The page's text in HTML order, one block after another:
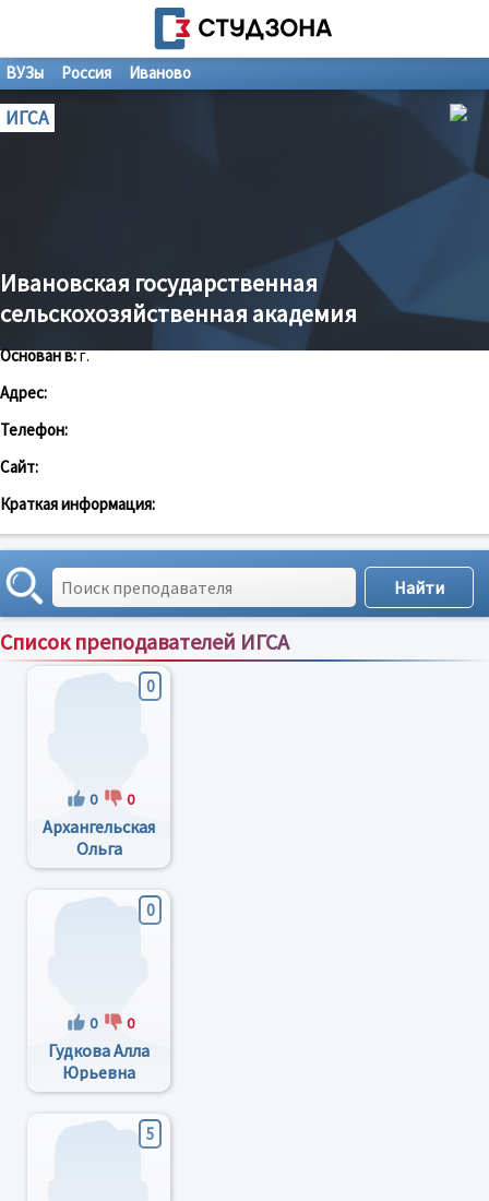
ВУЗы Россия Иваново
ИГСА
Ивановская государственная
сельскохозяйственная академия
Основан в:г.
Адрес:
Телефон:
Сайт:
Краткая информация:
Список преподавателей ИГСА
Сортировка по:имени;рейтингу;отзывам
0
0 0
Архангельская
Ольга
Сергеевна
0
0 0
Гудкова Алла
Юрьевна
5